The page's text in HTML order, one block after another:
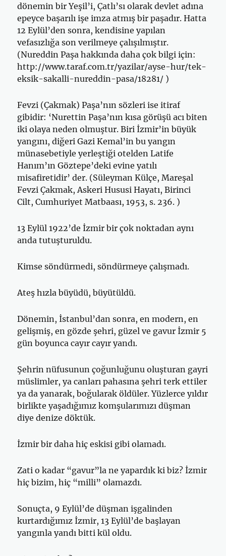
dönemin bir Yeşil’i, Çatlı’sı olarak devlet adına
epeyce başarılı işe imza atmış bir paşadır. Hatta
12 Eylül’den sonra, kendisine yapılan
vefasızlığa son verilmeye çalışılmıştır.
(Nureddin Paşa hakkında daha çok bilgi için:
http://www.taraf.com.tr/yazilar/ayse-hur/tek-
eksik-sakalli-nureddin-pasa/18281/ )
Fevzi (Çakmak) Paşa’nın sözleri ise itiraf
gibidir: ‘Nurettin Paşa’nın kısa görüşü acı biten
iki olaya neden olmuştur. Biri İzmir’in büyük
yangını, diğeri Gazi Kemal’in bu yangın
münasebetiyle yerleştiği otelden Latife
Hanım’ın Göztepe’deki evine yatılı
misafiretidir’ der. (Süleyman Külçe, Mareşal
Fevzi Çakmak, Askeri Hususi Hayatı, Birinci
Cilt, Cumhuriyet Matbaası, 1953, s. 236. )
13 Eylül 1922’de İzmir bir çok noktadan aynı
anda tutuşturuldu.
Kimse söndürmedi, söndürmeye çalışmadı.
Ateş hızla büyüdü, büyütüldü.
Dönemin, İstanbul’dan sonra, en modern, en
gelişmiş, en gözde şehri, güzel ve gavur İzmir 5
gün boyunca cayır cayır yandı.
Şehrin nüfusunun çoğunluğunu oluşturan gayri
müslimler, ya canları pahasına şehri terk ettiler
ya da yanarak, boğularak öldüler. Yüzlerce yıldır
birlikte yaşadığımız komşularımızı düşman
diye denize döktük.
İzmir bir daha hiç eskisi gibi olamadı.
Zati o kadar “gavur”la ne yapardık ki biz? İzmir
hiç bizim, hiç “milli” olamazdı.
Sonuçta, 9 Eylül’de düşman işgalinden
kurtardığımız İzmir, 13 Eylül’de başlayan
yangınla yandı bitti kül oldu.